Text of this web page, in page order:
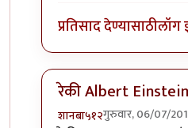
प्रतिसाद देण्यासाठीलॉग
रेकी Albert Einstein
शानबा५१२गुरुवार, 06/07/